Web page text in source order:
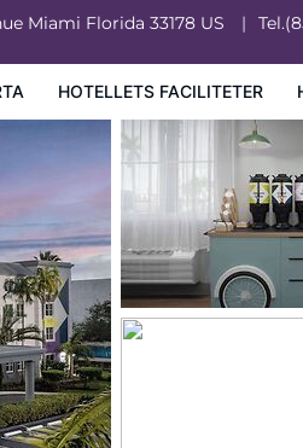
Miami Florida 33178 US Tel.
HOTELLETS FACILITETER